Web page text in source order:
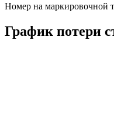
Номер на маркировочной
График потери